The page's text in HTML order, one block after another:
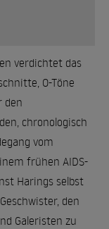
verdichtet das
O-Töne
den
chronologisch
vom
frühen AIDS-
Harings selbst
den
Galeristen zu